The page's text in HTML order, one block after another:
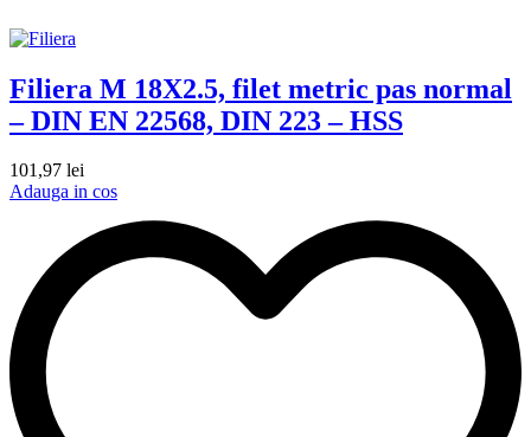
Filiera M 18X2.5, filet metric pas normal
– DIN EN 22568, DIN 223 – HSS
101,97 lei
Adauga in cos